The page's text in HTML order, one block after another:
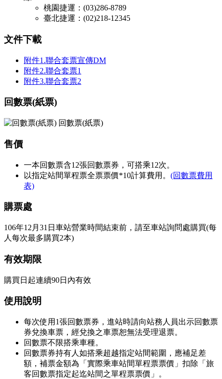
桃園捷運：(03)286-8789
臺北捷運：(02)218-12345
文件下載
附件1.聯合套票宣傳DM
附件2.聯合套票1
附件3.聯合套票2
回數票(紙票)
回數票(紙票)
售價
一本回數票含12張回數票券，可搭乘12次。
以指定站間單程票全票票價*10計算費用。 (回數票費用
表)
購票處
106年12月31日車站營業時間結束前 ，請至車站詢問處購買(每
人每次最多購買2本)
有效期限
購買日起連續90日內有效
使用說明
每次使用1張回數票券，進站時請向站務人員出示回數票
券兌換車票，經兌換之車票恕無法受理退票。
回數票不限搭乘車種。
回數票券持有人如搭乘超越指定站間範圍，應補足差
額，補票金額為「實際乘車站間單程票票價」扣除「旅
客回數票指定起迄站間之單程票票價」。